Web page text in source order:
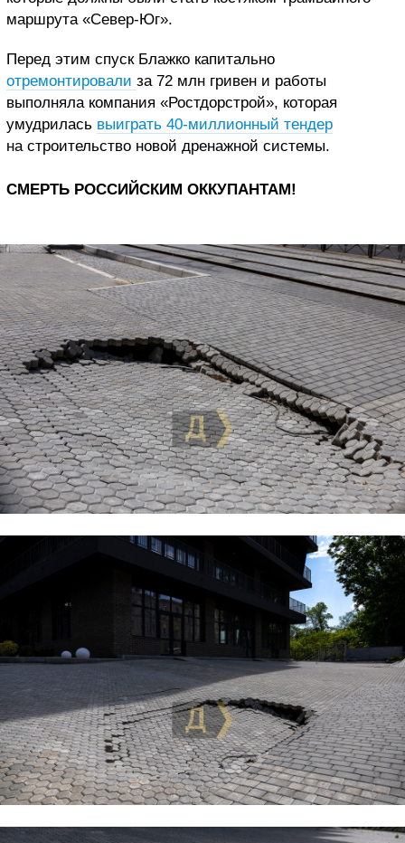
маршрута «Север-Юг».
Перед этим спуск Блажко капитально
отремонтировали за 72 млн гривен и работы
выполняла компания «Ростдорстрой», которая
умудрилась выиграть 40-миллионный тендер
на строительство новой дренажной системы.
СМЕРТЬ РОССИЙСКИМ ОККУПАНТАМ!